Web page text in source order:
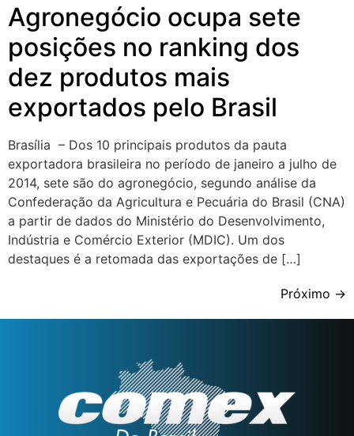
Agronegócio ocupa sete
posições no ranking dos
dez produtos mais
exportados pelo Brasil
Brasília – Dos 10 principais produtos da pauta
exportadora brasileira no período de janeiro a julho de
2014, sete são do agronegócio, segundo análise da
Confederação da Agricultura e Pecuária do Brasil (CNA)
a partir de dados do Ministério do Desenvolvimento,
Indústria e Comércio Exterior (MDIC). Um dos
destaques é a retomada das exportações de […]
Próximo →